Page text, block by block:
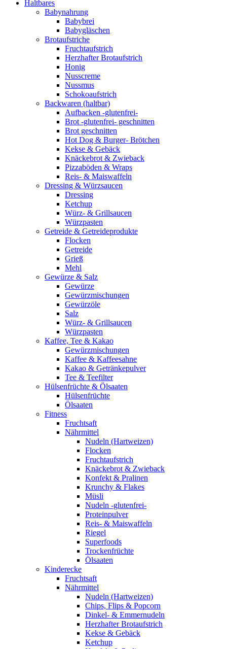
Haltbares
Babynahrung
Babybrei
Babygläschen
Brotaufstriche
Fruchtaufstrich
Herzhafter Brotaufstrich
Honig
Nusscreme
Nussmus
Schokoaufstrich
Backwaren (haltbar)
Aufbacken -glutenfrei-
Brot -glutenfrei- geschnitten
Brot geschnitten
Hot Dog & Burger- Brötchen
Kekse & Gebäck
Knäckebrot & Zwieback
Pizzaböden & Wraps
Reis- & Maiswaffeln
Dressing & Würzsaucen
Dressing
Ketchup
Würz- & Grillsaucen
Würzpasten
Getreide & Getreideprodukte
Flocken
Getreide
Grieß
Mehl
Gewürze & Salz
Gewürze
Gewürzmischungen
Gewürzöle
Salz
Würz- & Grillsaucen
Würzpasten
Kaffee, Tee & Kakao
Gewürzmischungen
Kaffee & Kaffeesahne
Kakao & Getränkepulver
Tee & Teefilter
Hülsenfrüchte & Ölsaaten
Hülsenfrüchte
Ölsaaten
Fitness
Fruchtsaft
Nährmittel
Nudeln (Hartweizen)
Flocken
Fruchtaufstrich
Knäckebrot & Zwieback
Konfekt & Pralinen
Krunchy & Flakes
Müsli
Nudeln -glutenfrei-
Proteinpulver
Reis- & Maiswaffeln
Riegel
Superfoods
Trockenfrüchte
Ölsaaten
Kinderecke
Fruchtsaft
Nährmittel
Nudeln (Hartweizen)
Chips, Flips & Popcorn
Dinkel- & Emmernudeln
Herzhafter Brotaufstrich
Kekse & Gebäck
Ketchup